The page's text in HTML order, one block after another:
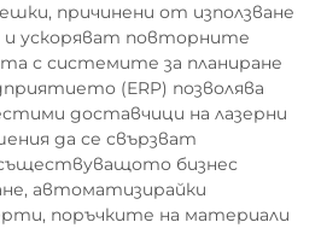
причинени от използване
и ускоряват повторните
с системите за планиране
(ERP) позволява
доставчици на лазерни
да се свързват
бизнес
автоматизирайки
поръчките на материали